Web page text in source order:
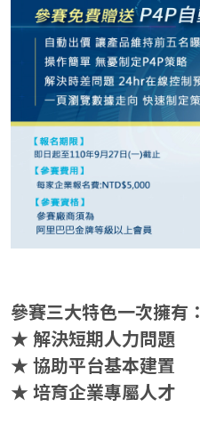
參賽三大特色一次擁有：
★ 解決短期人力問題
★ 協助平台基本建置
★ 培育企業專屬人才